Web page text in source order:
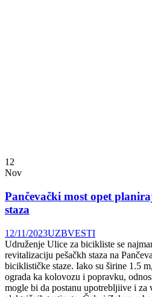
12
Nov
Pančevački most opet
staza
12/11/2023UZBVESTI
Udruženje Ulice za bicikliste se
revitalizaciju pešačkh staza na
biciklističke staze. Iako su širine 1.5
ograda ka kolovozu i popravku,
mogle bi da postanu upotrebljiive i za